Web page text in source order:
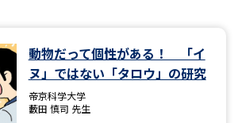
資料から請求
動物だって個性がある！ 「イ
ヌ」ではない「タロウ」の研究
帝京科学大学
藪田 慎司 先生